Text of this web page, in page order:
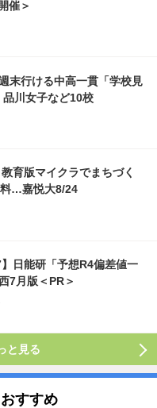
催＞
末行ける中高一貫「学校見
川女子など10校
教育版マイクラでまちづく
料…嘉悦大8/24
】日能研「予想R4偏差値一
7月版＜PR＞
と見る
すすめ